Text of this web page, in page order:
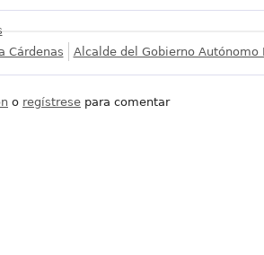
Cárdenas Alcalde del Gobierno
o regístrese para comentar